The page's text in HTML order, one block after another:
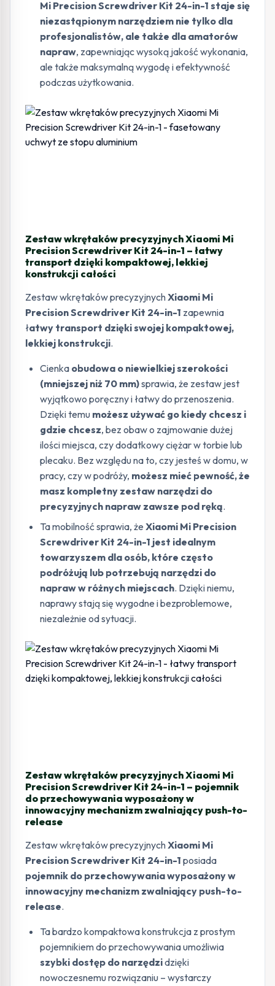
Mi Precision Screwdriver Kit 24-in-1 staje się
niezastąpionym narzędziem nie tylko dla
profesjonalistów, ale także dla amatorów
napraw, zapewniając wysoką jakość wykonania,
ale także maksymalną wygodę i efektywność
podczas użytkowania.
Zestaw wkrętaków precyzyjnych Xiaomi Mi
Precision Screwdriver Kit 24-in-1 – łatwy
transport dzięki kompaktowej, lekkiej
konstrukcji całości
Zestaw wkrętaków precyzyjnychXiaomi Mi
Precision Screwdriver Kit 24-in-1 zapewnia
łatwy transport dzięki swojej kompaktowej,
lekkiej konstrukcji.
Cienka obudowa o niewielkiej szerokości
(mniejszej niż 70 mm)sprawia, że zestaw jest
wyjątkowo poręczny i łatwy do przenoszenia.
Dzięki temu możesz używać go kiedy chcesz i
gdzie chcesz, bez obaw o zajmowanie dużej
ilości miejsca, czy dodatkowy ciężar w torbie lub
plecaku. Bez względu na to, czy jesteś w domu, w
pracy, czy w podróży, możesz mieć pewność, że
masz kompletny zestaw narzędzi do
precyzyjnych napraw zawsze pod ręką.
Ta mobilność sprawia, że Xiaomi Mi Precision
Screwdriver Kit 24-in-1 jest idealnym
towarzyszem dla osób, które często
podróżują lub potrzebują narzędzi do
napraw w różnych miejscach. Dzięki niemu,
naprawy stają się wygodne i bezproblemowe,
niezależnie od sytuacji.
Zestaw wkrętaków precyzyjnych Xiaomi Mi
Precision Screwdriver Kit 24-in-1 – pojemnik
do przechowywania wyposażony w
innowacyjny mechanizm zwalniający push-to-
release
Zestaw wkrętaków precyzyjnychXiaomi Mi
Precision Screwdriver Kit 24-in-1 posiada
pojemnik do przechowywania wyposażony w
innowacyjny mechanizm zwalniający push-to-
release.
Ta bardzo kompaktowa konstrukcja z prostym
pojemnikiem do przechowywania umożliwia
szybki dostęp do narzędzidzięki
nowoczesnemu rozwiązaniu – wystarczy